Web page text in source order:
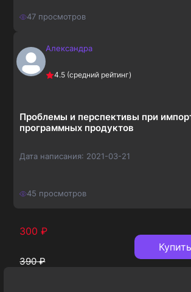
47 просмотров
210₽Александра
4.5 (средний рейтинг)
Проблемы и перспективы при
программных продуктов
Дата написания: 2021-03-21
45 просмотров
300 ₽
390₽
Купить